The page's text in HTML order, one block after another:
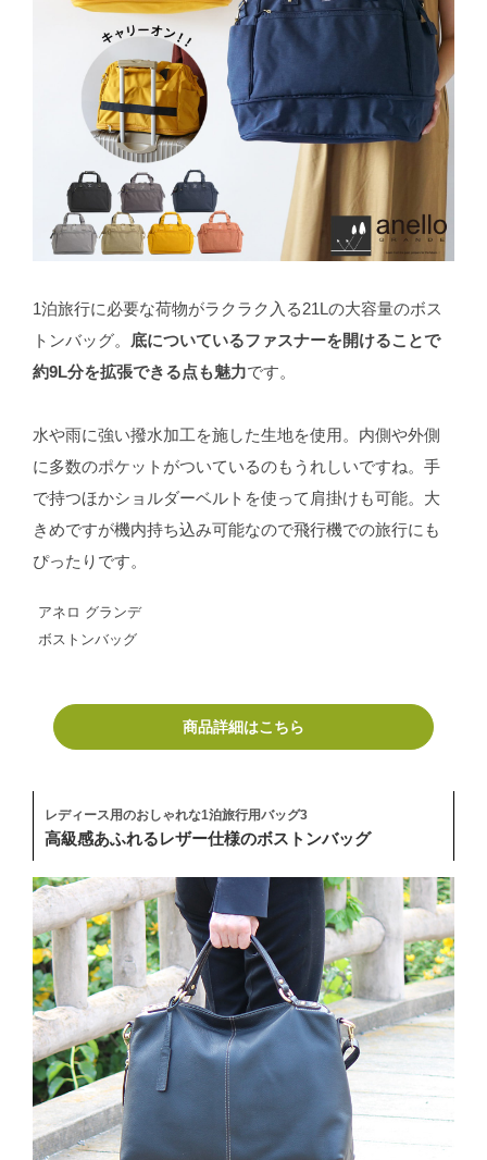
1泊旅行に必要な荷物がラクラク入る21Lの大容量のボス
トンバッグ。 底についているファスナーを開けることで
約9L分を拡張できる点も魅力です。
水や雨に強い撥水加工を施した生地を使用。内側や外側
に多数のポケットがついているのもうれしいですね。手
で持つほかショルダーベルトを使って肩掛けも可能。大
きめですが機内持ち込み可能なので飛行機での旅行にも
ぴったりです。
アネロ グランデ
ボストンバッグ
商品詳細はこちら
レディース用のおしゃれな1泊旅行用バッグ3
高級感あふれるレザー仕様のボストンバッグ